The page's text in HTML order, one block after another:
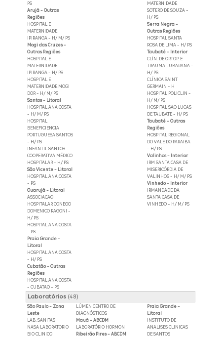
PS
Arujá - Outras
Regiões
HOSPITAL E
MATERNIDADE
IPIRANGA - H/ M/ PS
Mogi das Cruzes -
Outras Regiões
HOSPITAL E
MATERNIDADE
IPIRANGA - H/ PS
HOSPITAL E
MATERNIDADE MOGI
DOR - H/ M/ PS
Santos - Litoral
HOSPITAL ANA COSTA
- H/ M/ PS
HOSPITAL
BENEFICIENCIA
PORTUGUESA SANTOS
- H/ PS
INFANTIL SANTOS
COOPERATIVA MÉDICO
HOSPITALAR - H/ PS
São Vicente - Litoral
HOSPITAL ANA COSTA
- PS
Guarujá - Litoral
ASSOCIACAO
HOSPITALAR CONEGO
DOMENICO RAGONI -
H/ PS
HOSPITAL ANA COSTA
- PS
Praia Grande -
Litoral
HOSPITAL ANA COSTA
- H/ PS
Cubatão - Outras
Regiões
HOSPITAL ANA COSTA
- CUBATAO - PS
MATERNIDADE
SOTERO DE SOUZA -
H/ PS
Serra Negra -
Outras Regiões
HOSPITAL SANTA
ROSA DE LIMA - H/ PS
Taubaté - Interior
CLÍN. DE ORTOP. E
TRAUMAT. UBARANA -
H/ PS
CLÍNICA SAINT
GERMAIN - H
HOSPITAL POLICLIN -
H/ M/ PS
HOSPITAL SAO LUCAS
DE TAUBATE - H/ PS
Taubaté - Outras
Regiões
HOSPITAL REGIONAL
DO VALE DO PARAIBA
- H/ PS
Valinhos - Interior
IRM SANTA CASA DE
MISERICÓRDIA DE
VALINHOS - H/ M/ PS
Vinhedo - Interior
IRMANDADE DA
SANTA CASA DE
VINHEDO - H/ M/ PS
Laboratórios(48)
São Paulo - Zona
Leste
LAB. SANITAS
NASA LABORATORIO
BIO CLINICO
LÚMEN CENTRO DE
DIAGNÓSTICOS
Mauá - ABCDM
LABORATÓRIO HORMON
Ribeirão Pires - ABCDM
Praia Grande -
Litoral
INSTITUTO DE
ANALISES CLINICAS
DE SANTOS